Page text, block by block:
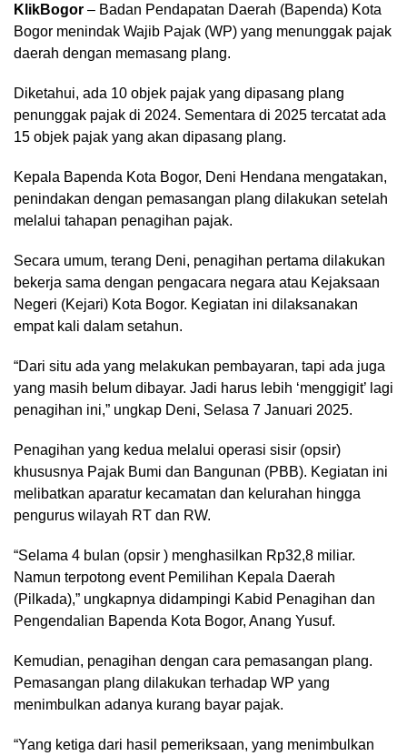
KlikBogor – Badan Pendapatan Daerah (Bapenda) Kota
Bogor menindak Wajib Pajak (WP) yang menunggak pajak
daerah dengan memasang plang.
Diketahui, ada 10 objek pajak yang dipasang plang
penunggak pajak di 2024. Sementara di 2025 tercatat ada
15 objek pajak yang akan dipasang plang.
Kepala Bapenda Kota Bogor, Deni Hendana mengatakan,
penindakan dengan pemasangan plang dilakukan setelah
melalui tahapan penagihan pajak.
Secara umum, terang Deni, penagihan pertama dilakukan
bekerja sama dengan pengacara negara atau Kejaksaan
Negeri (Kejari) Kota Bogor. Kegiatan ini dilaksanakan
empat kali dalam setahun.
“Dari situ ada yang melakukan pembayaran, tapi ada juga
yang masih belum dibayar. Jadi harus lebih ‘menggigit’ lagi
penagihan ini,” ungkap Deni, Selasa 7 Januari 2025.
Penagihan yang kedua melalui operasi sisir (opsir)
khususnya Pajak Bumi dan Bangunan (PBB). Kegiatan ini
melibatkan aparatur kecamatan dan kelurahan hingga
pengurus wilayah RT dan RW.
“Selama 4 bulan (opsir ) menghasilkan Rp32,8 miliar.
Namun terpotong event Pemilihan Kepala Daerah
(Pilkada),” ungkapnya didampingi Kabid Penagihan dan
Pengendalian Bapenda Kota Bogor, Anang Yusuf.
Kemudian, penagihan dengan cara pemasangan plang.
Pemasangan plang dilakukan terhadap WP yang
menimbulkan adanya kurang bayar pajak.
“Yang ketiga dari hasil pemeriksaan, yang menimbulkan